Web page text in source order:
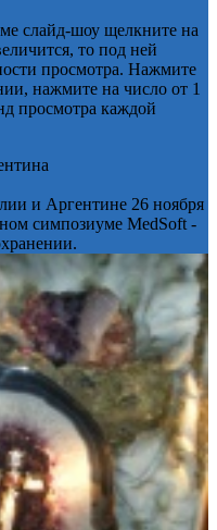
слайд-шоу щелкните на
то под ней
просмотра. Нажмите
нажмите на число от 1
просмотра каждой
и Аргентине 26 ноября
симпозиуме MedSoft -